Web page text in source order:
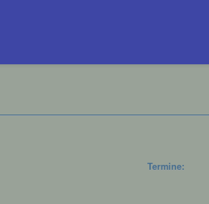
Termine: